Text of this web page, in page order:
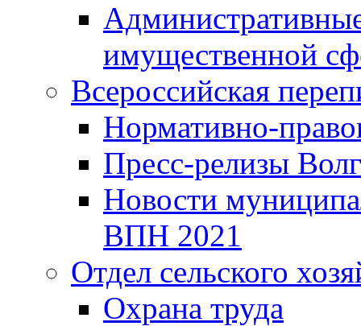
имущественной
Всероссийская
Нормативно-
Пресс-релизы
Новости
ВПН 2021
Отдел сельского
Охрана труда